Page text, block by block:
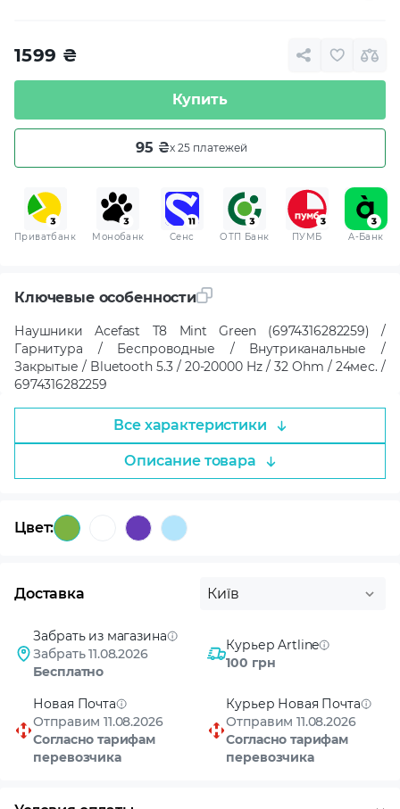
1599 ₴
Купить
95 ₴x 25 платежей
Приватбанк Монобанк Сенс ОТП Банк ПУМБ A-Банк
Ключевые особенности
Наушники Acefast T8 Mint Green (6974316282259) /
Гарнитура / Беспроводные / Внутриканальные /
Закрытые / Bluetooth 5.3 / 20-20000 Hz / 32 Ohm / 24мес. /
6974316282259
Все характеристики
Описание товара
Цвет:
Доставка Київ
Забрать из магазина
Забрать 11.08.2026
Бесплатно
Курьер Artline
100 грн
Новая Почта
Отправим 11.08.2026
Согласно тарифам
перевозчика
Курьер Новая Почта
Отправим 11.08.2026
Согласно тарифам
перевозчика